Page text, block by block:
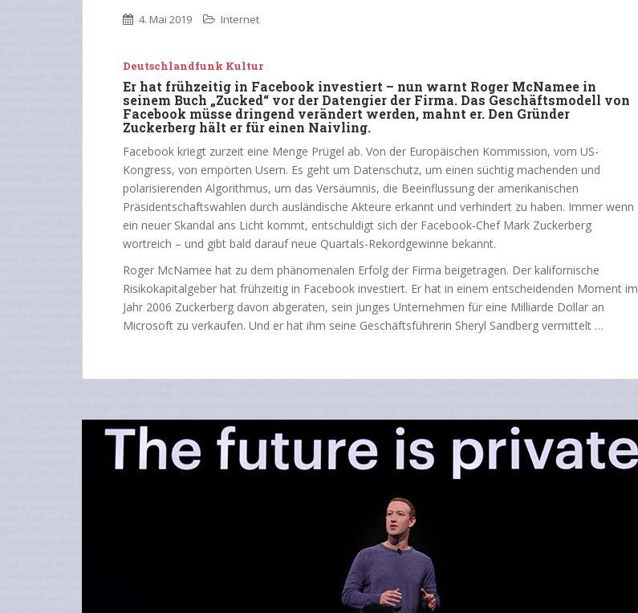
4. Mai 2019 Internet
Deutschlandfunk Kultur
Er hat frühzeitig in Facebook investiert – nun warnt Roger McNamee in
seinem Buch „Zucked“ vor der Datengier der Firma. Das Geschäftsmodell von
Facebook müsse dringend verändert werden, mahnt er. Den Gründer
Zuckerberg hält er für einen Naivling.
Facebook kriegt zurzeit eine Menge Prügel ab. Von der Europäischen Kommission, vom US-
Kongress, von empörten Usern. Es geht um Datenschutz, um einen süchtig machenden und
polarisierenden Algorithmus, um das Versäumnis, die Beeinflussung der amerikanischen
Präsidentschaftswahlen durch ausländische Akteure erkannt und verhindert zu haben. Immer wenn
ein neuer Skandal ans Licht kommt, entschuldigt sich der Facebook-Chef Mark Zuckerberg
wortreich – und gibt bald darauf neue Quartals-Rekordgewinne bekannt.
Roger McNamee hat zu dem phänomenalen Erfolg der Firma beigetragen. Der kalifornische
Risikokapitalgeber hat frühzeitig in Facebook investiert. Er hat in einem entscheidenden Moment im
Jahr 2006 Zuckerberg davon abgeraten, sein junges Unternehmen für eine Milliarde Dollar an
Microsoft zu verkaufen. Und er hat ihm seine Geschäftsführerin Sheryl Sandberg vermittelt …